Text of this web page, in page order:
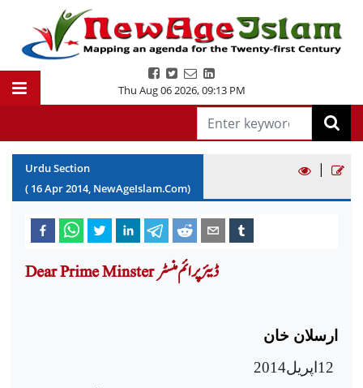
Thu Aug 06 2026,09:13 PM
Urdu Section
( 16Apr2014, NewAgeIslam.Com)
|
Dear Prime Minster ڈیئر پرائم منسٹر
ارسلان خان
12اپريل2014